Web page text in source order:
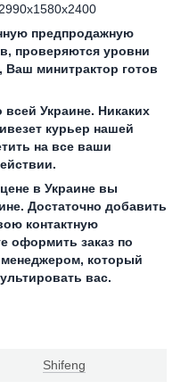
предпродажную
проверяются уровни
Ваш минитрактор готов
всей Украине. Никаких
курьер нашей
на все ваши
в Украине вы
Достаточно добавить
контактную
оформить заказ по
который
вас.
Shifeng